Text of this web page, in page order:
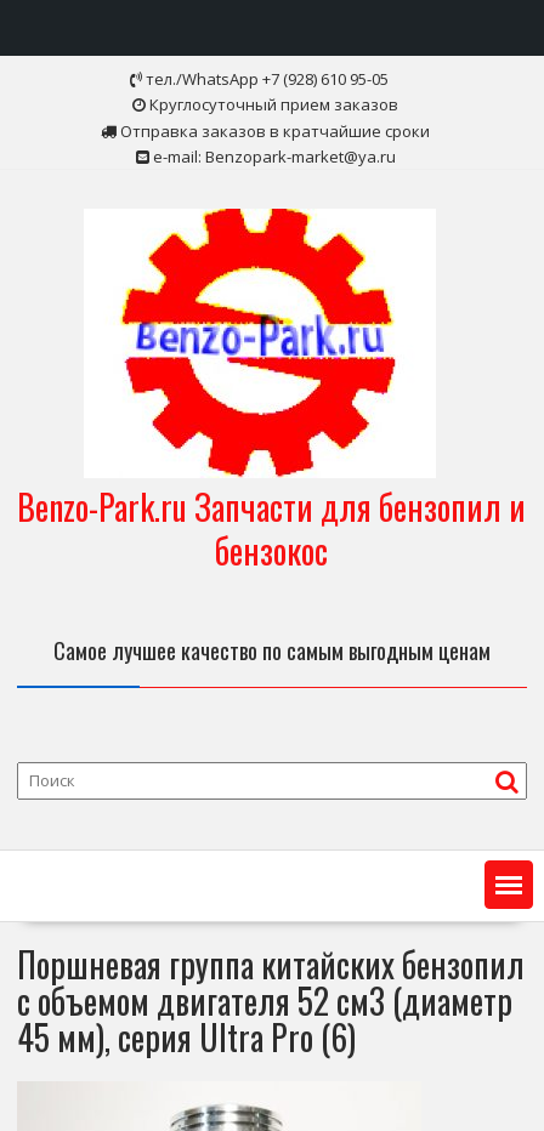
тел./WhatsApp +7 (928) 610 95-05
Круглосуточный прием заказов
Отправка заказов в кратчайшие сроки
e-mail: Benzopark-market@ya.ru
Benzo-Park.ru Запчасти для бензопил и
бензокос
Самое лучшее качество по самым выгодным ценам
Поршневая группа китайских бензопил
с объемом двигателя 52 см3 (диаметр
45 мм), серия Ultra Pro (6)